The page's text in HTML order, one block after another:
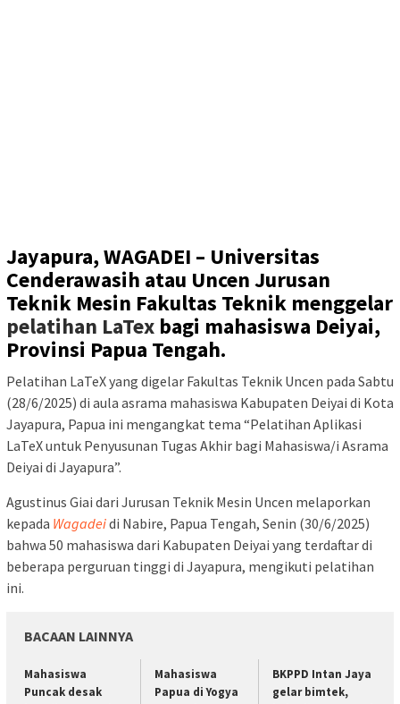
Jayapura, WAGADEI – Universitas
Cenderawasih atau Uncen Jurusan
Teknik Mesin Fakultas Teknik menggelar
pelatihan LaTex bagi mahasiswa Deiyai,
Provinsi Papua Tengah.
Pelatihan LaTeX yang digelar Fakultas Teknik Uncen pada Sabtu
(28/6/2025) di aula asrama mahasiswa Kabupaten Deiyai di Kota
Jayapura, Papua ini mengangkat tema “Pelatihan Aplikasi
LaTeX untuk Penyusunan Tugas Akhir bagi Mahasiswa/i Asrama
Deiyai di Jayapura”.
Agustinus Giai dari Jurusan Teknik Mesin Uncen melaporkan
kepada Wagadeidi Nabire, Papua Tengah, Senin (30/6/2025)
bahwa 50 mahasiswa dari Kabupaten Deiyai yang terdaftar di
beberapa perguruan tinggi di Jayapura, mengikuti pelatihan
ini.
BACAAN LAINNYA
Mahasiswa
Puncak desak
Mahasiswa
Papua di Yogya
BKPPD Intan Jaya
gelar bimtek,